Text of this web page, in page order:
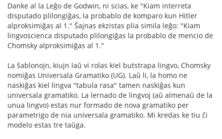
Danke al la Leĝo de Godwin, ni scias, ke "Kiam interreta
disputado plilongiĝas, la probablo de komparo kun Hitler
alproksimiĝas al 1." Ŝajnas ekzistas plia simila leĝo: "Kiam
lingvoscienca disputado plilongiĝas la probablo de mencio de
Chomsky alproksimiĝas al 1."
La ŝablonojn, kiujn laŭ vi rolas kiel butstrapa lingvo, Chomsky
nomiĝas Universala Gramatiko (UG). Laŭ li, la homo ne
naskiĝas kiel lingva "tabula rasa" tamen naskiĝas kun
universala gramatiko. La lernado de lingvoj (aŭ almenaŭ de la
unua lingvo) estas nur formado de nova gramatiko per
parametrigo de nia universala gramatiko. Mi kredas ke tiu ĉi
modelo estas tre taŭga.